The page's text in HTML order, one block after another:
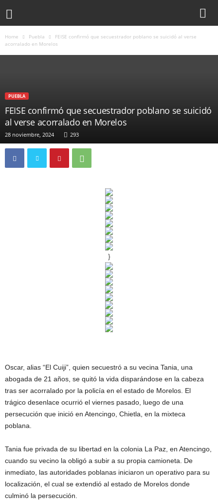
Home Puebla
FEISE confirmó que secuestrador poblano se suicidó al verse
acorralado en Morelos
PUEBLA
FEISE confirmó que secuestrador poblano se suicidó
al verse acorralado en Morelos
28 noviembre, 2024 293
}
Oscar, alias “El Cuiji”, quien secuestró a su vecina Tania, una
abogada de 21 años, se quitó la vida disparándose en la cabeza
tras ser acorralado por la policía en el estado de Morelos. El
trágico desenlace ocurrió el viernes pasado, luego de una
persecución que inició en Atencingo, Chietla, en la mixteca
poblana.
Tania fue privada de su libertad en la colonia La Paz, en Atencingo,
cuando su vecino la obligó a subir a su propia camioneta. De
inmediato, las autoridades poblanas iniciaron un operativo para su
localización, el cual se extendió al estado de Morelos donde
culminó la persecución.